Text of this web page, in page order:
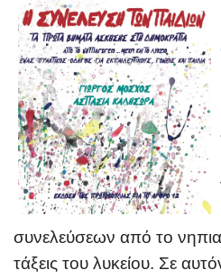
συνελεύσεων από το
τάξεις του λυκείου. Σε